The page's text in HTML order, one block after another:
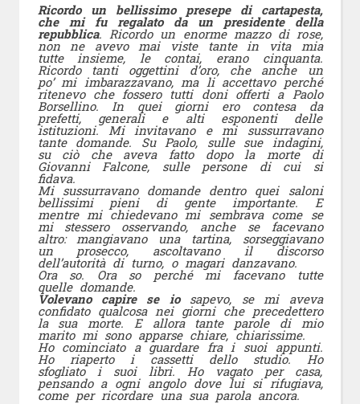
Ricordo un bellissimo presepe di cartapesta,
che mi fu regalato da un presidente della
repubblica. Ricordo un enorme mazzo di rose,
non ne avevo mai viste tante in vita mia
tutte insieme, le contai, erano cinquanta.
Ricordo tanti oggettini d’oro, che anche un
po’ mi imbarazzavano, ma li accettavo perché
ritenevo che fossero tutti doni offerti a Paolo
Borsellino. In quei giorni ero contesa da
prefetti, generali e alti esponenti delle
istituzioni. Mi invitavano e mi sussurravano
tante domande. Su Paolo, sulle sue indagini,
su ciò che aveva fatto dopo la morte di
Giovanni Falcone, sulle persone di cui si
fidava.
Mi sussurravano domande dentro quei saloni
bellissimi pieni di gente importante. E
mentre mi chiedevano mi sembrava come se
mi stessero osservando, anche se facevano
altro: mangiavano una tartina, sorseggiavano
un prosecco, ascoltavano il discorso
dell’autorità di turno, o magari danzavano.
Ora so. Ora so perché mi facevano tutte
quelle domande.
Volevano capire se iosapevo, se mi aveva
confidato qualcosa nei giorni che precedettero
la sua morte. E allora tante parole di mio
marito mi sono apparse chiare, chiarissime.
Ho cominciato a guardare fra i suoi appunti.
Ho riaperto i cassetti dello studio. Ho
sfogliato i suoi libri. Ho vagato per casa,
pensando a ogni angolo dove lui si rifugiava,
come per ricordare una sua parola ancora.